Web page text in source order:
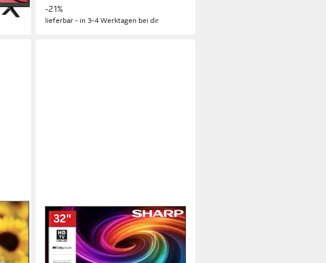
-21%
lieferbar - in 3-4 Werktagen bei dir
SHARP
32HA1705E LCD-LED Fernseher
80 cm/32 Zoll
Diagonale
LED Bildschirmtechnologie
HD-ready Auflösung